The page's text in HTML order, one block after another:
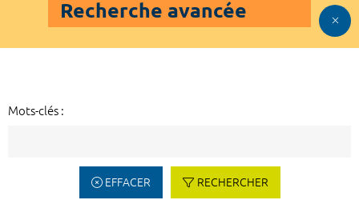
Recherche avancée
Mots-clés :
EFFACER RECHERCHER